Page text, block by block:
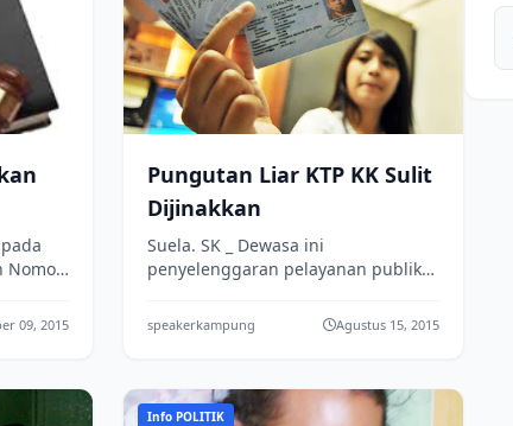
Nomor
09, 2015
Pungutan Liar KTP KK Sulit
Dijinakkan
Suela. SK _ Dewasa ini
penyelenggaran pelayanan publik
yang belum sesuai dengan
kebutuhan dan perubahan dib...
speakerkampung Agustus 15, 2015
Info POLITIK